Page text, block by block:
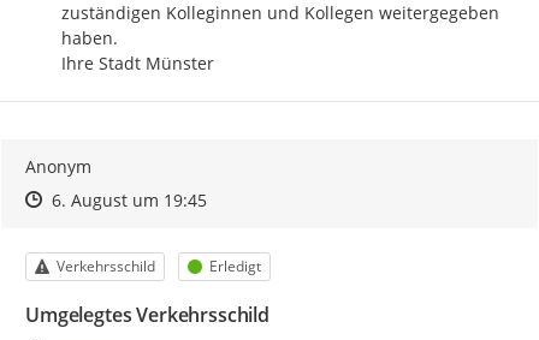
zuständigen Kolleginnen und Kollegen weitergegeben
haben.
Ihre Stadt Münster
Anonym
Zeitpunkt des Erstellens
Zeitpunkt des Erstellens
6. August um 19:45Zur Äußerung
Kategorie
Verkehrsschild Status
Erledigt
Umgelegtes Verkehrsschild